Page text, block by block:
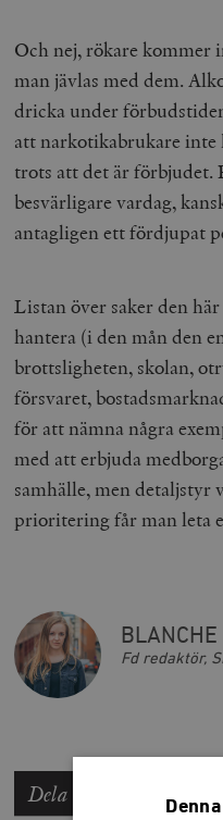
Och nej, rökare kommer
man jävlas med dem.
dricka under
att narkotikabrukare
trots att det är förbjudet.
besvärligare vardag,
antagligen ett fördjupat
Listan över saker den
hantera (i den mån den
brottsligheten, skolan,
försvaret,
för att nämna några
med att erbjuda
samhälle, men detaljstyr
prioritering får man leta
BLANCHE
Fd redaktör,
Dela artikeln